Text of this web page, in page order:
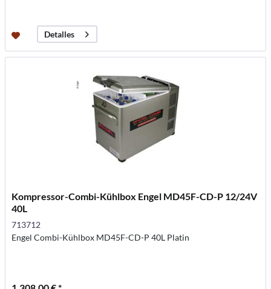
Detalles
Kompressor-Combi-Kühlbox Engel MD45F-CD-P 12/24V
40L
713712
Engel Combi-Kühlbox MD45F-CD-P 40L Platin